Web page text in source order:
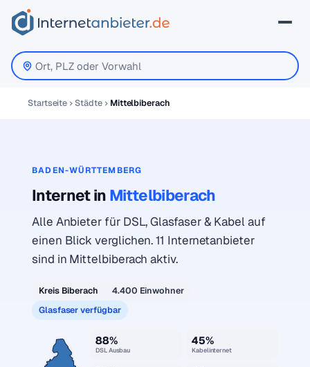
Startseite Städte Mittelbiberach
BADEN-WÜRTTEMBERG
Internet in Mittelbiberach
Alle Anbieter für DSL, Glasfaser & Kabel auf
einen Blick verglichen. 11 Internetanbieter
sind in Mittelbiberach aktiv.
Kreis Biberach
4.400 Einwohner
Glasfaser verfügbar
88%
DSL Ausbau
45%
Kabelinternet